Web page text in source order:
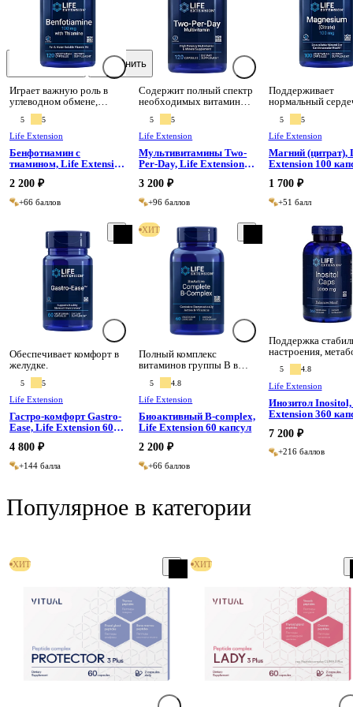
Омега 3
Пажитник
Родиола
Селен
Таурин
Хит
New
Сбросить Применить
Играет важную роль в
углеводном обмене,
помогая организму
эффективно использовать
глюкозу.
5 5
Life Extension
Бенфотиамин с
тиамином, Life Extension
2 200 ₽
+66 баллов
Содержит полный спектр
необходимых витаминов,
минералов и
биологически активных
питательных веществ в
5 5
Life Extension
Мультивитамины Two-
Per-Day, Life Extension
3 200 ₽
+96 баллов
Поддерживает
нормальный
ритм.
5 5
Life Extension
Магний (цитрат),
Extension 100
1 700 ₽
+51 балл
Обеспечивает комфорт в
желудке.
5 5
Life Extension
Гастро-комфорт Gastro-
Ease, Life Extension 60
4 800 ₽
+144 балла
Полный комплекс
витаминов группы B в
биоактивной форме для
поддержки энергии и
метаболизма.
5 4.8
Life Extension
Биоактивный B-complex,
Life Extension 60 капсул
2 200 ₽
ХИТ
+66 баллов
Поддержка
настроения,
и гормонального
5 4.8
Life Extension
Инозитол
Extension 360
7 200 ₽
+216 баллов
Популярное в категории
ХИТ ХИТ